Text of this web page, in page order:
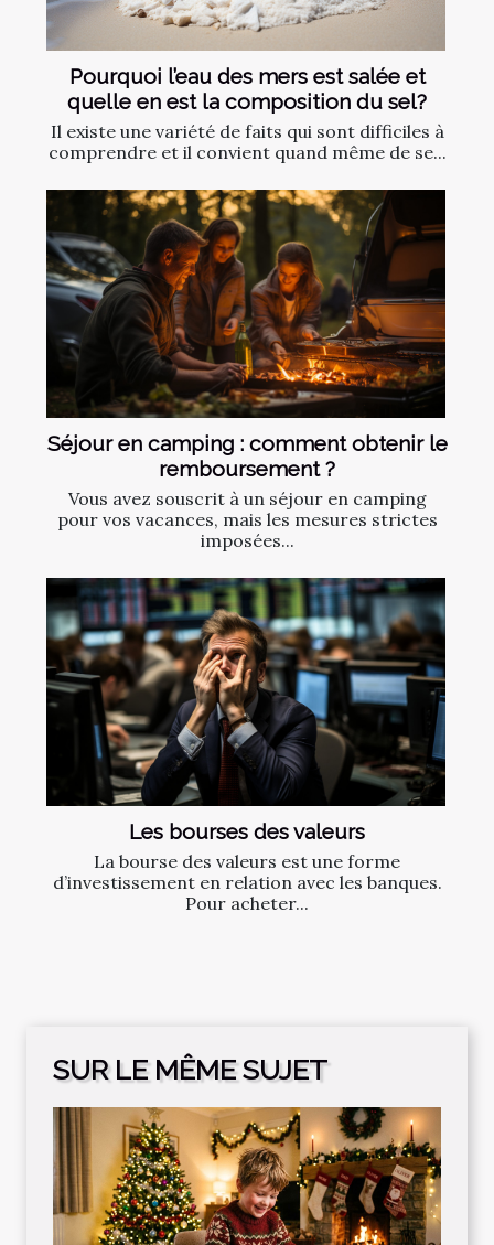
Pourquoi l’eau des mers est salée et
quelle en est la composition du sel?
Il existe une variété de faits qui sont difficiles à
comprendre et il convient quand même de se...
Séjour en camping : comment obtenir le
remboursement ?
Vous avez souscrit à un séjour en camping
pour vos vacances, mais les mesures strictes
imposées...
Les bourses des valeurs
La bourse des valeurs est une forme
d’investissement en relation avec les banques.
Pour acheter...
SUR LE MÊME SUJET